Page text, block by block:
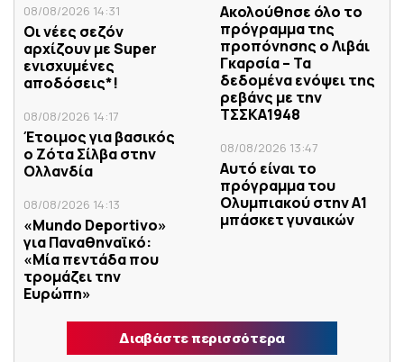
08/08/2026 14:31
Οι νέες σεζόν
αρχίζουν με Super
ενισχυμένες
αποδόσεις*!
08/08/2026 14:17
Έτοιμος για βασικός
ο Ζότα Σίλβα στην
Ολλανδία
08/08/2026 14:13
«Mundo Deportivo»
για Παναθηναϊκό:
«Μία πεντάδα που
τρομάζει την
Ευρώπη»
Ακολούθησε όλο το
πρόγραμμα της
προπόνησης ο Λιβάι
Γκαρσία – Τα
δεδομένα ενόψει της
ρεβάνς με την
ΤΣΣΚΑ1948
08/08/2026 13:47
Αυτό είναι το
πρόγραμμα του
Ολυμπιακού στην Α1
μπάσκετ γυναικών
Διαβάστε περισσότερα